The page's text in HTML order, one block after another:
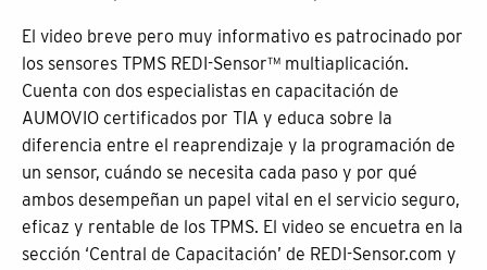
El video breve pero muy informativo es patrocinado por
los sensores TPMS REDI-Sensor™ multiaplicación.
Cuenta con dos especialistas en capacitación de
AUMOVIO certificados por TIA y educa sobre la
diferencia entre el reaprendizaje y la programación de
un sensor, cuándo se necesita cada paso y por qué
ambos desempeñan un papel vital en el servicio seguro,
eficaz y rentable de los TPMS. El video se encuetra en la
sección ‘Central de Capacitación’ de REDI-Sensor.com y